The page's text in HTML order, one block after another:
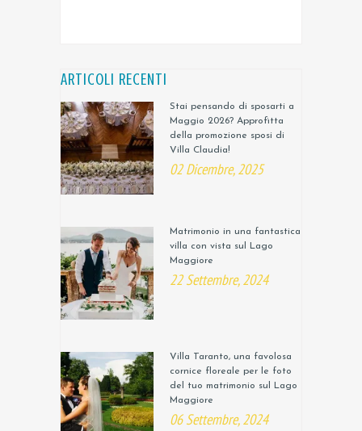
ARTICOLI RECENTI
Stai pensando di sposarti a
Maggio 2026? Approfitta
della promozione sposi di
Villa Claudia!
02 Dicembre, 2025
Matrimonio in una fantastica
villa con vista sul Lago
Maggiore
22 Settembre, 2024
Villa Taranto, una favolosa
cornice floreale per le foto
del tuo matrimonio sul Lago
Maggiore
06 Settembre, 2024